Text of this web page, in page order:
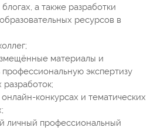
а также разработки
ресурсов в
материалы и
профессиональную экспертизу
онлайн-конкурсах и тематических
личный профессиональный